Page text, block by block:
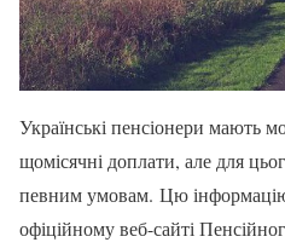
Українські пенсіонери мають
щомісячні доплати, але для
певним умовам. Цю
офіційному веб-сайті